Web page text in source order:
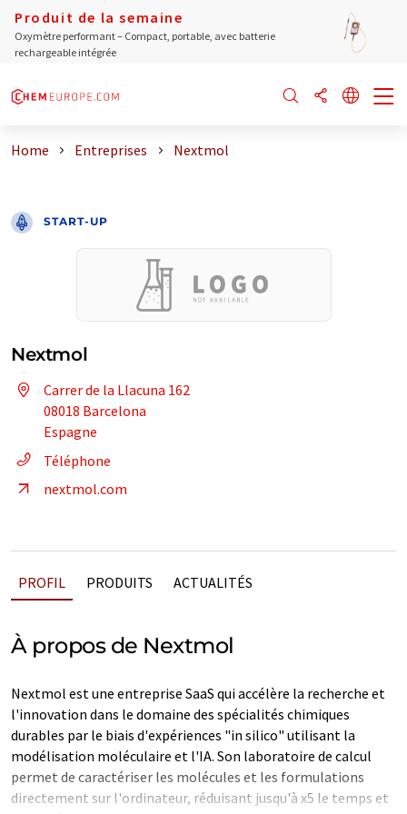
Produit de la semaine
Oxymètre performant – Compact, portable, avec batterie
rechargeable intégrée
Home Entreprises Nextmol
START-UP
Nextmol
Carrer de la Llacuna 162
08018 Barcelona
Espagne
Téléphone
nextmol.com
PROFIL PRODUITS ACTUALITÉS
À propos de Nextmol
Nextmol est une entreprise SaaS qui accélère la recherche et
l'innovation dans le domaine des spécialités chimiques
durables par le biais d'expériences "in silico" utilisant la
modélisation moléculaire et l'IA. Son laboratoire de calcul
permet de caractériser les molécules et les formulations
directement sur l'ordinateur, réduisant jusqu'à x5 le temps et